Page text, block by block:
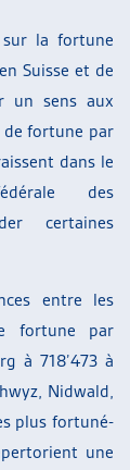
sur la fortune
Suisse et de
un sens aux
de fortune par
dans le
des
certaines
entre les
fortune par
à 718’473 à
Nidwald,
plus fortuné-
une